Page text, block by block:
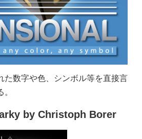
た数字や色、シンボル等を直接言
by Christoph Borer